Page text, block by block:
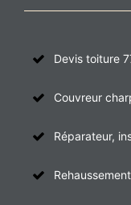
Devis toiture
Couvreur
Réparateur,